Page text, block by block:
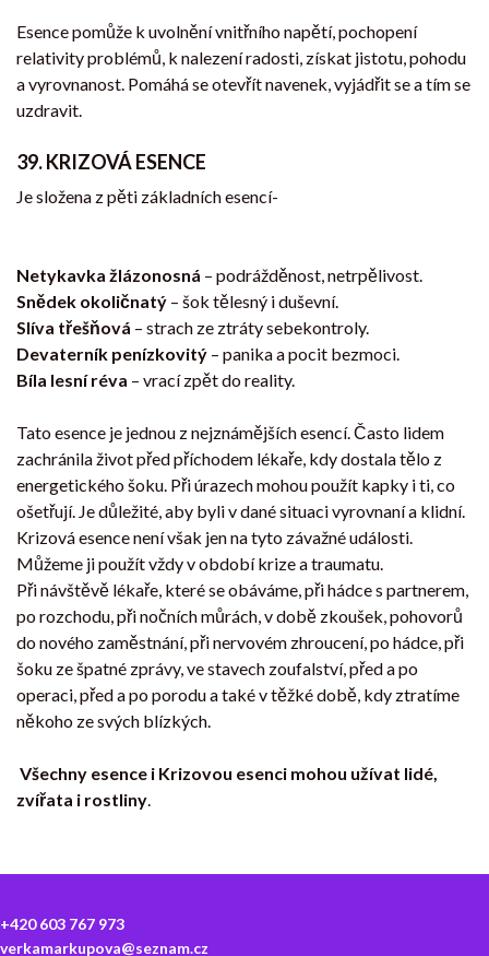
Esence pomůže k uvolnění vnitřního napětí, pochopení
relativity problémů, k nalezení radosti, získat jistotu, pohodu
a vyrovnanost. Pomáhá se otevřít navenek, vyjádřit se a tím se
uzdravit.
39. KRIZOVÁ ESENCE
Je složena z pěti základních esencí-
Netykavka žlázonosná – podrážděnost, netrpělivost.
Snědek okoličnatý – šok tělesný i duševní.
Slíva třešňová – strach ze ztráty sebekontroly.
Devaterník penízkovitý – panika a pocit bezmoci.
Bíla lesní réva – vrací zpět do reality.
Tato esence je jednou z nejznámějších esencí. Často lidem
zachránila život před příchodem lékaře, kdy dostala tělo z
energetického šoku. Při úrazech mohou použít kapky i ti, co
ošetřují. Je důležité, aby byli v dané situaci vyrovnaní a klidní.
Krizová esence není však jen na tyto závažné události.
Můžeme ji použít vždy v období krize a traumatu.
Při návštěvě lékaře, které se obáváme, při hádce s partnerem,
po rozchodu, při nočních můrách, v době zkoušek, pohovorů
do nového zaměstnání, při nervovém zhroucení, po hádce, při
šoku ze špatné zprávy, ve stavech zoufalství, před a po
operaci, před a po porodu a také v těžké době, kdy ztratíme
někoho ze svých blízkých.
Všechny esence i Krizovou esenci mohou užívat lidé,
zvířata i rostliny.
+420 603 767 973
verkamarkupova@seznam.cz